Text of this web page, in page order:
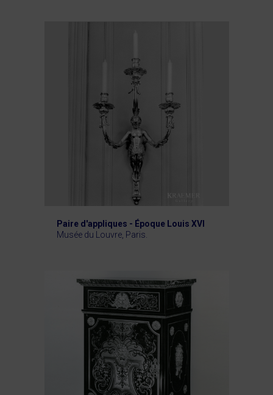
Paire d'appliques - Époque Louis XVI
Musée du Louvre, Paris.